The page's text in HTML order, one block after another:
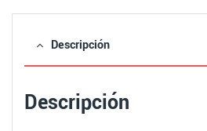
Descripción
Descripción